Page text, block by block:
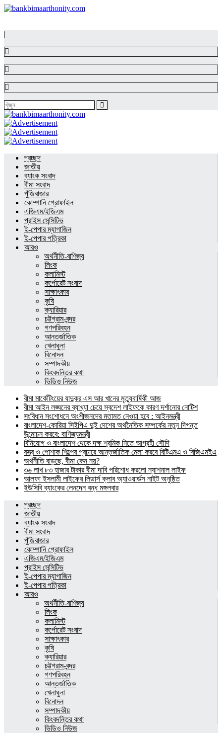
|
প্রচ্ছদ
জাতীয়
ব্যাংক সংবাদ
বীমা সংবাদ
পুঁজিবাজার
কোম্পানি প্রোফাইল
এজিএম/ইজিএম
প্রাইস সেন্সিটিভ
ই-পেপার ম্যাগাজিন
ই-পেপার পত্রিকা
আরও
অর্থনীতি-বাণিজ্য
লিংক
কলামিস্ট
কর্পোরেট সংবাদ
সাক্ষাৎকার
কৃষি
ক্যারিয়ার
চট্টগ্রাম-বন্দর
গণপরিবহন
আন্তর্জাতিক
খেলাধুলা
বিনোদন
সম্পাদকীয়
কিংবদন্তির কথা
ভিডিও নিউজ
বীমা মার্কেটিংয়ের যাদুকর এস আর খানের মৃত্যুবার্ষিকী আজ
বীমা আইন লঙ্ঘনের ব্যাখ্যা চেয়ে স্বদেশ লাইফকে কারণ দর্শানোর নোটিশ
সংবিধান সংশোধনে অংশীজনদের মতামত নেওয়া হবে : আইনমন্ত্রী
বাংলাদেশ-কোরিয়া সিইপিএ দুই দেশের অর্থনৈতিক সম্পর্কের নতুন দিগন্ত
উন্মোচন করবে: বাণিজ্যমন্ত্রী
বিনিয়োগ ও বাংলাদেশ থেকে দক্ষ শ্রমিক নিতে আগ্রহী সৌদি
বস্ত্র ও পোশাক শিল্পের প্রচারে আন্তর্জাতিক মেলা করবে বিটিএমএ ও বিজিএমইএ
অর্থনীতি বাড়ছে, বীমা কেন নয়?
৩৬ লাখ ৮৩ হাজার টাকার বীমা দাবি পরিশোধ করলো ন্যাশনাল লাইফ
আলফা ইসলামী লাইফের লিডার্স ক্লাব অ্যাওয়ার্ডস নাইট অনুষ্ঠিত
ইউসিবি ব্যাংকের লেনদেন বন্ধ মঙ্গলবার
প্রচ্ছদ
জাতীয়
ব্যাংক সংবাদ
বীমা সংবাদ
পুঁজিবাজার
কোম্পানি প্রোফাইল
এজিএম/ইজিএম
প্রাইস সেন্সিটিভ
ই-পেপার ম্যাগাজিন
ই-পেপার পত্রিকা
আরও
অর্থনীতি-বাণিজ্য
লিংক
কলামিস্ট
কর্পোরেট সংবাদ
সাক্ষাৎকার
কৃষি
ক্যারিয়ার
চট্টগ্রাম-বন্দর
গণপরিবহন
আন্তর্জাতিক
খেলাধুলা
বিনোদন
সম্পাদকীয়
কিংবদন্তির কথা
ভিডিও নিউজ